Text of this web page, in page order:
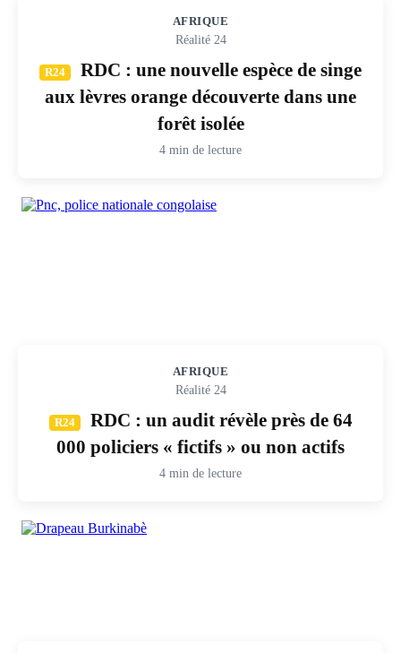
AFRIQUE
Réalité 24
R24
RDC : une nouvelle espèce de singe
aux lèvres orange découverte dans une
forêt isolée
4 min de lecture
AFRIQUE
Réalité 24
R24
RDC : un audit révèle près de 64
000 policiers « fictifs » ou non actifs
4 min de lecture